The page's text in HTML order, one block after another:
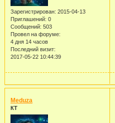
Зарегистрирован: 2015-04-13
Приглашений: 0
Сообщений: 503
Провел на форуме:
4 дня 14 часов
Последний визит:
2017-05-22 10:44:39
Meduza
КТ